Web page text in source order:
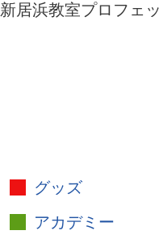
居浜教室プロフェ
グッズ
アカデミー